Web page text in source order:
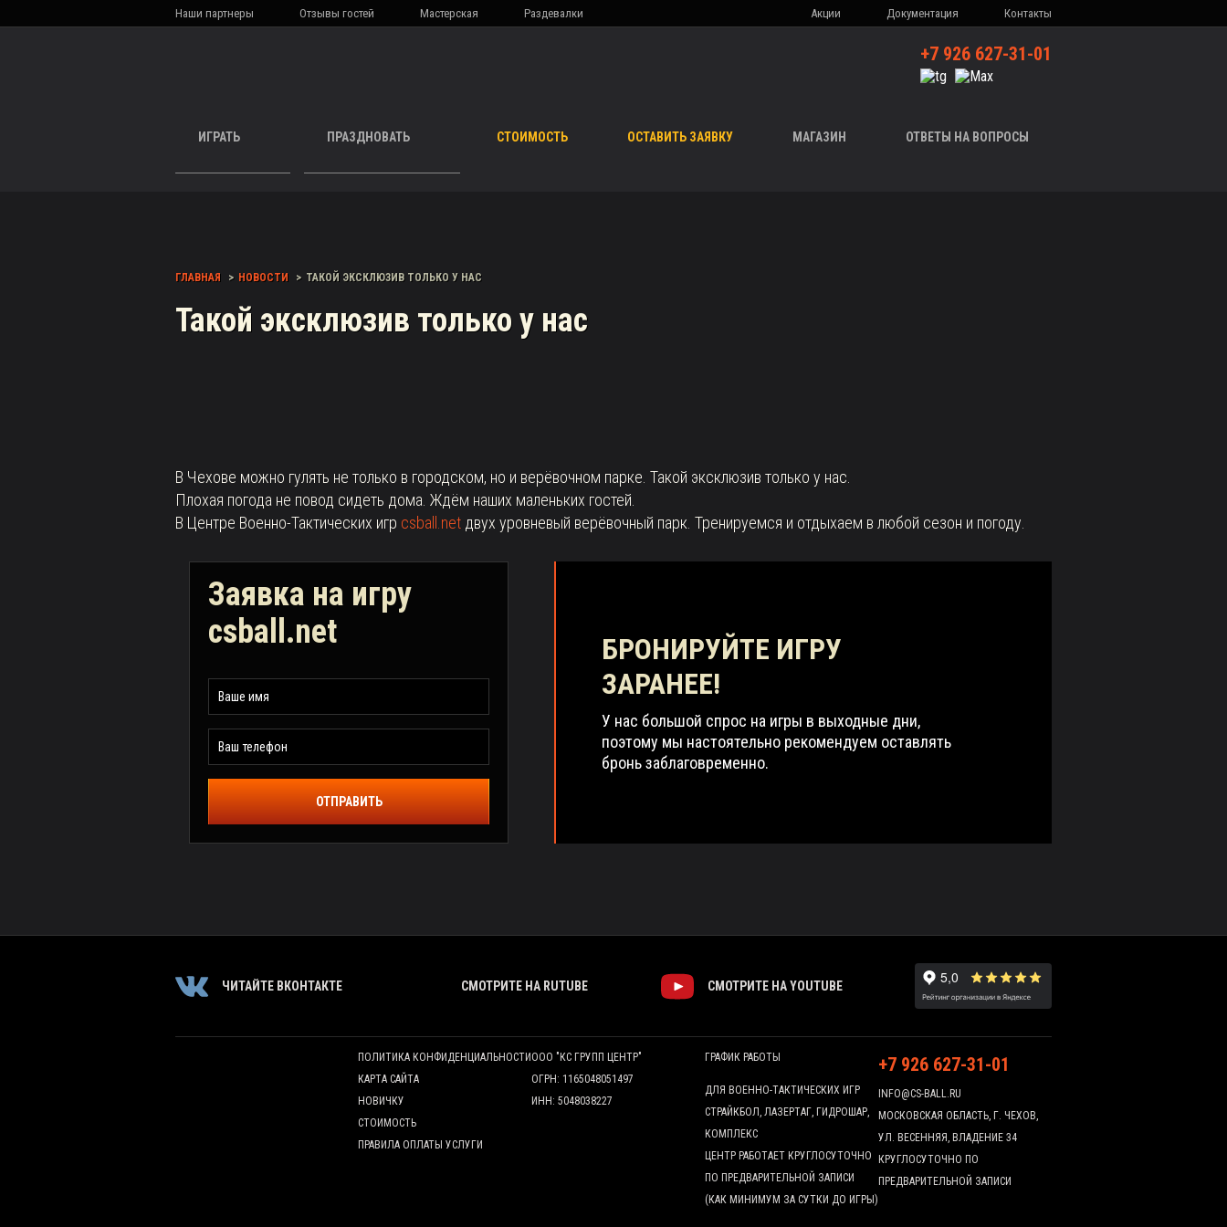
Наши партнеры Отзывы гостей Мастерская Раздевалки Акции Документация Контакты
ИГРАТЬ ПРАЗДНОВАТЬ СТОИМОСТЬ ОСТАВИТЬ ЗАЯВКУ МАГАЗИН ОТВЕТЫ НА ВОПРОСЫ
+7 926 627-31-01
ГЛАВНАЯ НОВОСТИ ТАКОЙ ЭКСКЛЮЗИВ ТОЛЬКО У НАС
Такой эксклюзив только у нас
В Чехове можно гулять не только в городском, но и верёвочном парке. Такой эксклюзив только у нас.
Плохая погода не повод сидеть дома. Ждём наших маленьких гостей.
В Центре Военно-Тактических игр csball.net двух уровневый верёвочный парк. Тренируемся и отдыхаем в любой сезон и погоду.
Заявка на игру
csball.net
ОТПРАВИТЬ
БРОНИРУЙТЕ ИГРУ
ЗАРАНЕЕ!
У нас большой спрос на игры в выходные дни,
поэтому мы настоятельно рекомендуем оставлять
бронь заблаговременно.
ЧИТАЙТЕ ВКОНТАКТЕ СМОТРИТЕ НА RUTUBE СМОТРИТЕ НА YOUTUBE
ПОЛИТИКА КОНФИДЕНЦИАЛЬНОСТИ
КАРТА САЙТА
НОВИЧКУ
СТОИМОСТЬ
ПРАВИЛА ОПЛАТЫ УСЛУГИ
ООО "КС ГРУПП ЦЕНТР"
ОГРН: 1165048051497
ИНН: 5048038227
ГРАФИК РАБОТЫ
ДЛЯ ВОЕННО-ТАКТИЧЕСКИХ ИГР
СТРАЙКБОЛ, ЛАЗЕРТАГ, ГИДРОШАР,
КОМПЛЕКС
ЦЕНТР РАБОТАЕТ КРУГЛОСУТОЧНО
ПО ПРЕДВАРИТЕЛЬНОЙ ЗАПИСИ
(КАК МИНИМУМ ЗА СУТКИ ДО ИГРЫ)
+7 926 627-31-01
INFO@CS-BALL.RU
МОСКОВСКАЯ ОБЛАСТЬ, Г. ЧЕХОВ,
УЛ. ВЕСЕННЯЯ, ВЛАДЕНИЕ 34
КРУГЛОСУТОЧНО ПО
ПРЕДВАРИТЕЛЬНОЙ ЗАПИСИ